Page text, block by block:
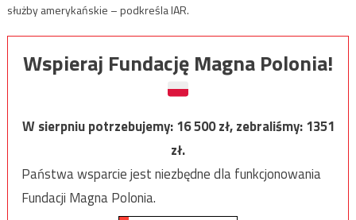
służby amerykańskie – podkreśla IAR.
Wspieraj Fundację Magna Polonia!
W sierpniu potrzebujemy:16 500zł, zebraliśmy:1351
zł.
Państwa wsparcie jest niezbędne dla funkcjonowania
Fundacji Magna Polonia.